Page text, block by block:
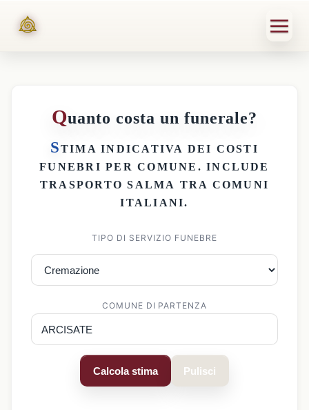
Quanto costa un funerale?
STIMA INDICATIVA DEI COSTI
FUNEBRI PER COMUNE . INCLUDE
TRASPORTO SALMA TRA COMUNI
ITALIANI.
TIPO DI SERVIZIO FUNEBRE
COMUNE DI PARTENZA
Calcola stima Pulisci